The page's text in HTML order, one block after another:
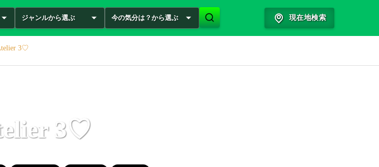
ジャンルから選ぶ 今の気分は？から選ぶ 現在地検索
3♡
3♡